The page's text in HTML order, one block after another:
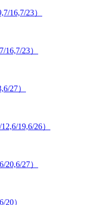
16,7/23）
23）
27）
19,6/26）
27）
20）